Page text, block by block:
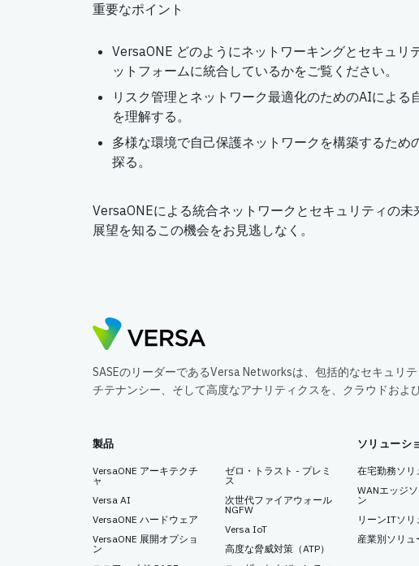
重要なポイント
VersaONE どのようにネットワーキングとセキュリ
ットフォームに統合しているかをご覧ください。
リスク管理とネットワーク最適化のためのAIによる
を理解する。
多様な環境で自己保護ネットワークを構築するため
探る。
VersaONEによる統合ネットワークとセキュリティの未
展望を知るこの機会をお見逃しなく。
SASEのリーダーであるVersa Networksは、包括的なセキュリ
チテナンシー、そして高度なアナリティクスを、クラウドおよ
製品
VersaONE アーキテクチ
ャ
Versa AI
VersaONE ハードウェア
VersaONE 展開オプショ
ン
ゼロ・トラスト - プレミ
ス
次世代ファイアウォール
NGFW
Versa IoT
高度な脅威対策（ATP）
ソリューシ
在宅勤務ソリ
WANエッジ
ン
リーンITソリ
産業別ソリュ